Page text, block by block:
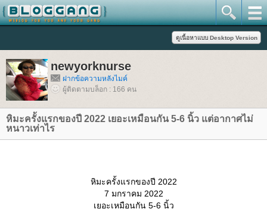
newyorknurse
ฝากข้อความหลังไมค์
ผู้ติดตามบล็อก : 166 คน
หิมะครั้งแรกของปี 2022 เยอะเหมือนกัน 5-6 นิ้ว แต่อากาศไม่
หนาวเท่าไร
หิมะครั้งแรกของปี 2022
7 มกราคม 2022
เยอะเหมือนกัน 5-6 นิ้ว